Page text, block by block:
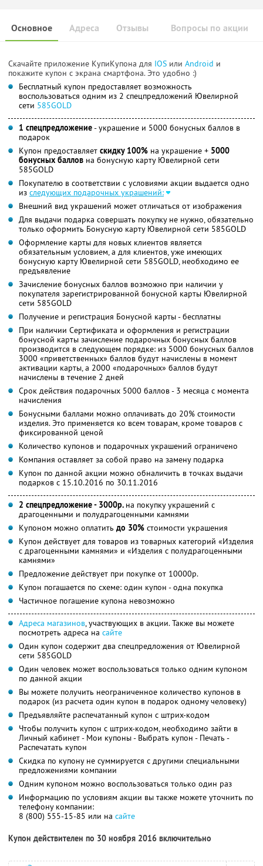
Основное Отзывы Вопросы по акции
Адреса
Скачайте приложение КупиКупона для IOS или Android и
покажите купон с экрана смартфона. Это удобно :)
Бесплатный купон предоставляет возможность
воспользоваться одним из 2 спецпредложений Ювелирной
сети 585GOLD
1 спецпредложение- украшение и 5000 бонусных баллов в
подарок
Купон предоставляет скидку 100% на украшение + 5000
бонусных баллов на бонусную карту Ювелирной сети
585GOLD
Покупателю в соответствии с условиями акции выдается одно
из следующих подарочных украшений:
Внешний вид украшений может отличаться от изображения
Для выдачи подарка совершать покупку не нужно, обязательно
только оформить Бонусную карту Ювелирной сети 585GOLD
Оформление карты для новых клиентов является
обязательным условием, а для клиентов, уже имеющих
бонусную карту Ювелирной сети 585GOLD, необходимо ее
предъявление
Зачисление бонусных баллов возможно при наличии у
покупателя зарегистрированной бонусной карты Ювелирной
сети 585GOLD
Получение и регистрация Бонусной карты - бесплатны
При наличии Сертификата и оформления и регистрации
бонусной карты зачисление подарочных бонусных баллов
производится в следующем порядке: из 5000 бонусных баллов
3000 «приветственных» баллов будут начислены в момент
активации карты, а 2000 «подарочных» баллов будут
начислены в течение 2 дней
Срок действия подарочных 5000 баллов - 3 месяца с момента
начисления
Бонусными баллами можно оплачивать до 20% стоимости
изделия. Это применяется ко всем товарам, кроме товаров с
фиксированной ценой
Количество купонов и подарочных украшений ограничено
Компания оставляет за собой право на замену подарка
Купон по данной акции можно обналичить в точках выдачи
подарков с 15.10.2016 по 30.11.2016
2 спецпредложение - 3000р. на покупку украшений с
драгоценными и полудрагоценными камнями
Купоном можно оплатить до 30% стоимости украшения
Купон действует для товаров из товарных категорий «Изделия
с драгоценными камнями» и «Изделия с полудрагоценными
камнями»
Предложение действует при покупке от 10000р.
Купон погашается по схеме: один купон - одна покупка
Частичное погашение купона невозможно
Адреса магазинов, участвующих в акции. Также вы можете
посмотреть адреса на сайте
Один купон содержит два спецпредложения от Ювелирной
сети 585GOLD
Один человек может воспользоваться только одним купоном
по данной акции
Вы можете получить неограниченное количество купонов в
подарок (из расчета один купон в подарок одному человеку)
Предъявляйте распечатанный купон с штрих-кодом
Чтобы получить купон с штрих-кодом, необходимо зайти в
Личный кабинет - Мои купоны - Выбрать купон - Печать -
Распечатать купон
Скидка по купону не суммируется с другими специальными
предложениями компании
Одним купоном можно воспользоваться только один раз
Информацию по условиям акции вы также можете уточнить по
телефону компании:
8 (800) 555-15-85 или на сайте
Купон действителен по 30 ноября 2016 включительно